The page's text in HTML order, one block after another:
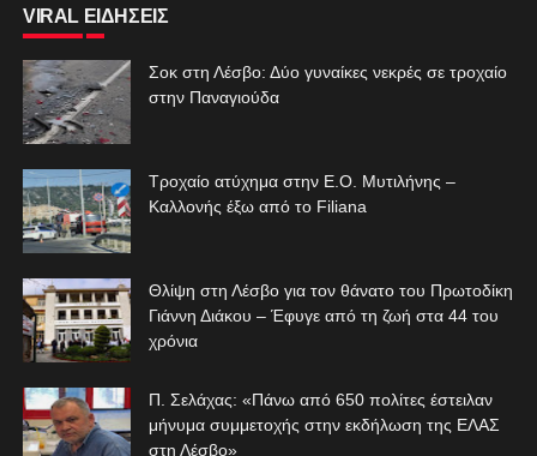
VIRAL ΕΙΔΗΣΕΙΣ
Σοκ στη Λέσβο: Δύο γυναίκες νεκρές σε τροχαίο
στην Παναγιούδα
Τροχαίο ατύχημα στην Ε.Ο. Μυτιλήνης –
Καλλονής έξω από το Filiana
Θλίψη στη Λέσβο για τον θάνατο του Πρωτοδίκη
Γιάννη Διάκου – Έφυγε από τη ζωή στα 44 του
χρόνια
Π. Σελάχας: «Πάνω από 650 πολίτες έστειλαν
μήνυμα συμμετοχής στην εκδήλωση της ΕΛΑΣ
στη Λέσβο»